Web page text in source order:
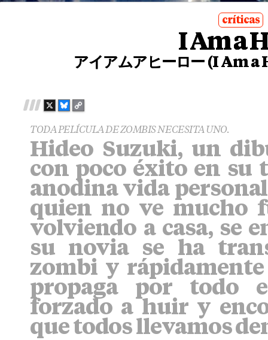
posted
in
críticas
I Am a
アイアムアヒーロー (I Am a
X
B
U
E
S
Y
C
P
L
I
N
K
TODA PELÍCULA DE ZOMBIS NECESITA UNO.
Hideo Suzuki, un
con poco éxito en su
anodina vida
quien no ve mucho
volviendo a casa, se
su novia se ha
zombi y
propaga por todo
forzado a huir y
que todos llevamos